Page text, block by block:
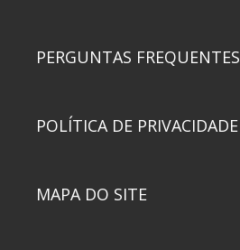
PERGUNTAS FREQUENTES
POLÍTICA DE PRIVACIDADE
MAPA DO SITE